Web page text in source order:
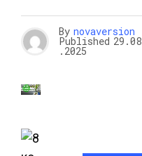
By novaversion
Published 29.08
.2025